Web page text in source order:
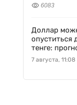
6083
Доллар
опуститься
тенге:
пятницу
7 августа, 11:08